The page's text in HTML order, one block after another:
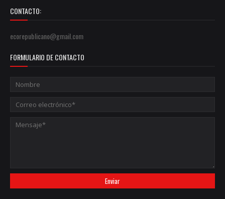
CONTACTO:
ecorepublicano@gmail.com
FORMULARIO DE CONTACTO